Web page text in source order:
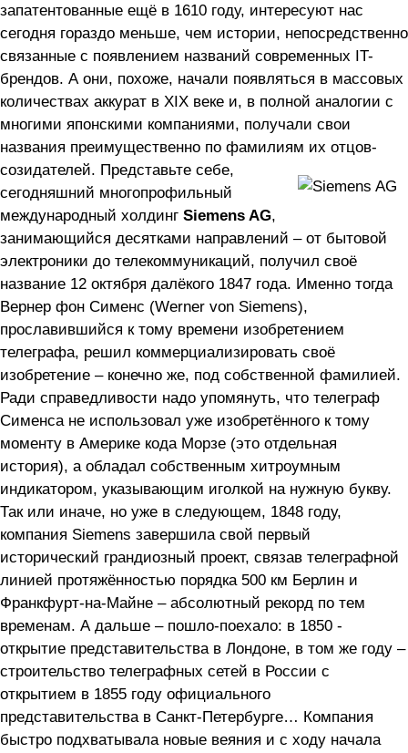
запатентованные ещё в 1610 году, интересуют нас
сегодня гораздо меньше, чем истории, непосредственно
связанные с появлением названий современных IT-
брендов. А они, похоже, начали появляться в массовых
количествах аккурат в XIX веке и, в полной аналогии с
многими японскими компаниями, получали свои
названия преимущественно по фамилиям их отцов-
созидателей. Представьте себе,
сегодняшний многопрофильный
международный холдинг Siemens AG,
занимающийся десятками направлений – от бытовой
электроники до телекоммуникаций, получил своё
название 12 октября далёкого 1847 года. Именно тогда
Вернер фон Сименс (Werner von Siemens),
прославившийся к тому времени изобретением
телеграфа, решил коммерциализировать своё
изобретение – конечно же, под собственной фамилией.
Ради справедливости надо упомянуть, что телеграф
Сименса не использовал уже изобретённого к тому
моменту в Америке кода Морзе (это отдельная
история), а обладал собственным хитроумным
индикатором, указывающим иголкой на нужную букву.
Так или иначе, но уже в следующем, 1848 году,
компания Siemens завершила свой первый
исторический грандиозный проект, связав телеграфной
линией протяжённостью порядка 500 км Берлин и
Франкфурт-на-Майне – абсолютный рекорд по тем
временам. А дальше – пошло-поехало: в 1850 -
открытие представительства в Лондоне, в том же году –
строительство телеграфных сетей в России с
открытием в 1855 году официального
представительства в Санкт-Петербурге… Компания
быстро подхватывала новые веяния и с ходу начала